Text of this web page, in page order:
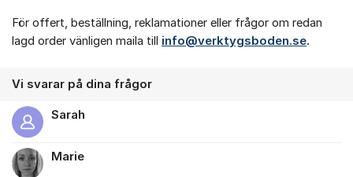
För offert, beställning, reklamationer eller frågor om redan
lagd order vänligen maila till info@verktygsboden.se.
Vi svarar på dina frågor
Sarah
Marie